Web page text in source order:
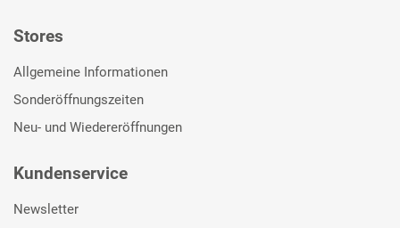
Stores
Allgemeine Informationen
Sonderöffnungszeiten
Neu- und Wiedereröffnungen
Kundenservice
Newsletter